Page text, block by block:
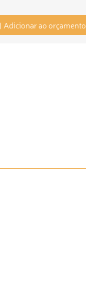
Adicionar ao orçamento